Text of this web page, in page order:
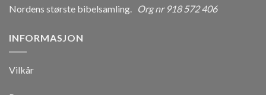
Nordens største bibelsamling.
Org nr 918 572 406
INFORMASJON
Vilkår